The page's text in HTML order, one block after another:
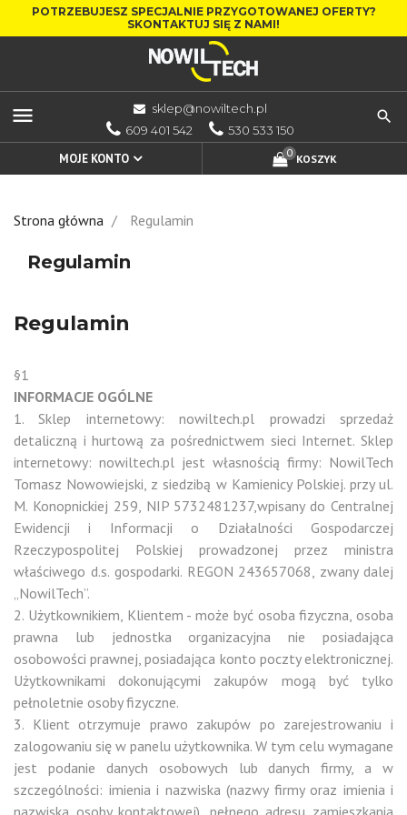
POTRZEBUJESZ SPECJALNIE PRZYGOTOWANEJ OFERTY?
SKONTAKTUJ SIĘ Z NAMI!
menu
sklep@nowiltech.pl
609 401 542
530 533 150
KOSZYK
0
MOJE KONTO
Strona główna Regulamin
Regulamin
Regulamin
§1
INFORMACJE OGÓLNE
1. Sklep internetowy: nowiltech.pl prowadzi sprzedaż
detaliczną i hurtową za pośrednictwem sieci Internet. Sklep
internetowy: nowiltech.pl jest własnością firmy: NowilTech
Tomasz Nowowiejski, z siedzibą w Kamienicy Polskiej. przy ul.
M. Konopnickiej 259, NIP 5732481237,wpisany do Centralnej
Ewidencji i Informacji o Działalności Gospodarczej
Rzeczypospolitej Polskiej prowadzonej przez ministra
właściwego d.s. gospodarki. REGON 243657068, zwany dalej
„NowilTech”.
2. Użytkownikiem, Klientem - może być osoba fizyczna, osoba
prawna lub jednostka organizacyjna nie posiadająca
osobowości prawnej, posiadająca konto poczty elektronicznej.
Użytkownikami dokonującymi zakupów mogą być tylko
pełnoletnie osoby fizyczne.
3. Klient otrzymuje prawo zakupów po zarejestrowaniu i
zalogowaniu się w panelu użytkownika. W tym celu wymagane
jest podanie danych osobowych lub danych firmy, a w
szczególności: imienia i nazwiska (nazwy firmy oraz imienia i
nazwiska osoby kontaktowej), pełnego adresu zamieszkania